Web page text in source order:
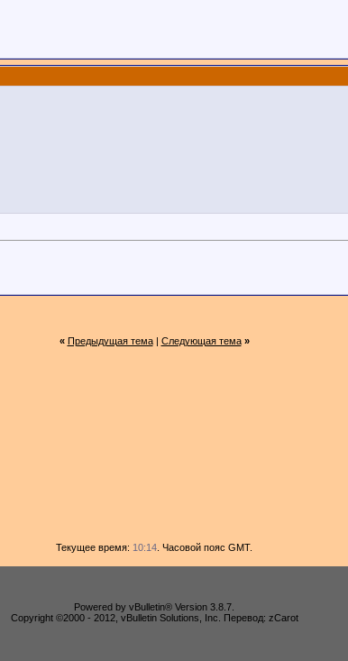
« Предыдущая тема| Следующая тема »
Текущее время: 10:14 . Часовой пояс GMT.
Powered by vBulletin® Version 3.8.7.
Copyright ©2000 - 2012, vBulletin Solutions, Inc. Перевод: zCarot